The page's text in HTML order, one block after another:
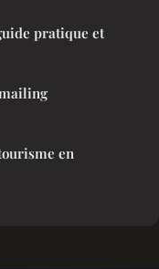
pratique et
en